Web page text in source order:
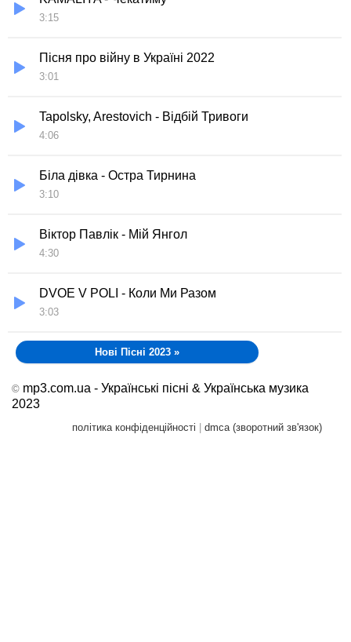
3:15
Пісня про війну в Україні 2022
3:01
Tapolsky, Arestovich - Вiдбiй Тривоги
4:06
Біла дівка - Остра Тирнина
3:10
Віктор Павлік - Мій Янгол
4:30
DVOE V POLI - Коли Ми Разом
3:03
Нові Пісні 2023 »
© mp3.com.ua - Українські пісні & Українська музика
2023
політика конфіденційності dmca (зворотний зв'язок)